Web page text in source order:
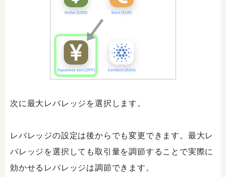
次に最大レバレッジを選択します。
レバレッジの設定は後からでも変更できます。最大レ
バレッジを選択しても取引量を調節することで実際に
効かせるレバレッジは調節できます。